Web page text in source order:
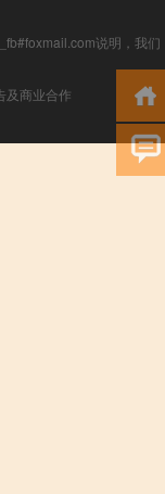
说明，我们
及商业合作